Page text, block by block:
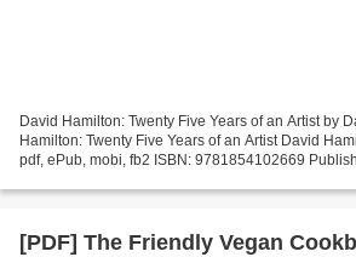
David Hamilton: Twenty Five Years of an Artist by
Hamilton: Twenty Five Years of an Artist David
pdf, ePub, mobi, fb2 ISBN: 9781854102669
[PDF] The Friendly Vegan